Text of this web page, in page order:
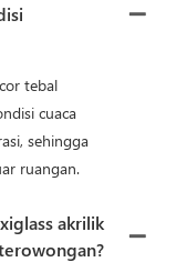
tebal
cuaca
sehingga
ruangan.
akrilik